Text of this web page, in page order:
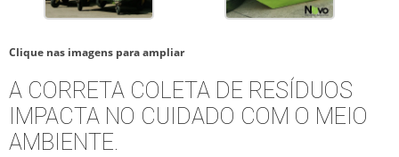
Clique nas imagens para ampliar
A CORRETA COLETA DE RESÍDUOS
IMPACTA NO CUIDADO COM O MEIO
AMBIENTE.